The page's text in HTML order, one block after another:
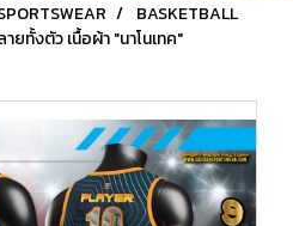
BASKETBALL
ทั้งตัว เนื้อผ้า "นาโนเทค"